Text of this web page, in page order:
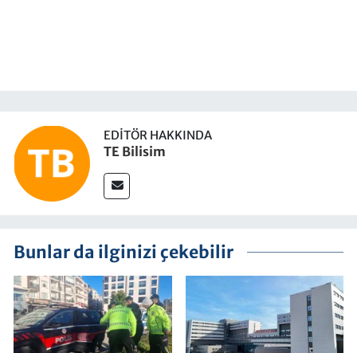
EDITÖR HAKKINDA
TE Bilisim
Bunlar da ilginizi çekebilir